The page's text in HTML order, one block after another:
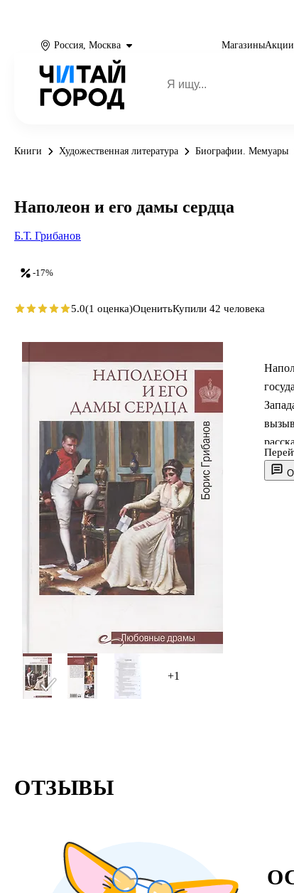
Россия, Москва МагазиныАкции
Книги Художественная литература Биографии. Мемуары
+1
-17%
Наполеон и его дамы сердца
Б.Т. Грибанов
5.0(1 оценка)ОценитьКупили 42 человека
ОТЗЫВЫ